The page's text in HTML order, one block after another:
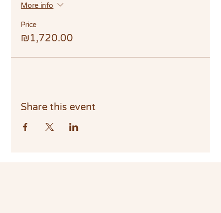
More info
Price
₪1,720.00
Share this event